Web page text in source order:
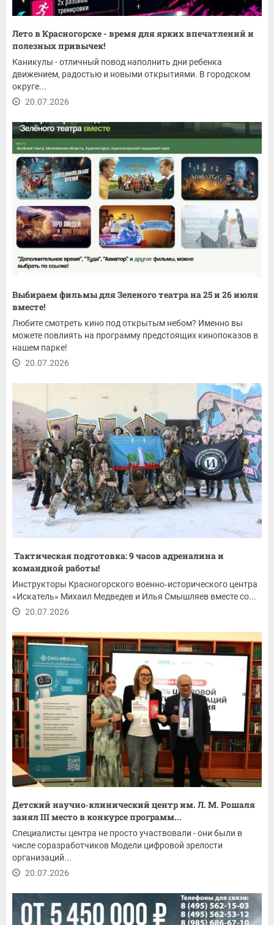
Лето в Красногорске - время для ярких впечатлений и
полезных привычек!
Каникулы - отличный повод наполнить дни ребенка
движением, радостью и новыми открытиями. В городском
округе...
20.07.2026
Выбираем фильмы для Зеленого театра на 25 и 26 июля
вместе!
Любите смотреть кино под открытым небом? Именно вы
можете повлиять на программу предстоящих кинопоказов в
нашем парке!
20.07.2026
Тактическая подготовка: 9 часов адреналина и
командной работы!
Инструкторы Красногорского военно‑исторического центра
«Искатель» Михаил Медведев и Илья Смышляев вместе со...
20.07.2026
Детский научно‑клинический центр им. Л. М. Рошаля
занял III место в конкурсе программ...
Специалисты центра не просто участвовали - они были в
числе соразработчиков Модели цифровой зрелости
организаций...
20.07.2026